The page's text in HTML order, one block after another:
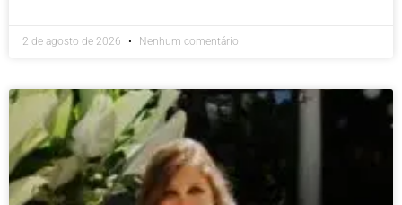
2 de agosto de 2026 Nenhum comentário